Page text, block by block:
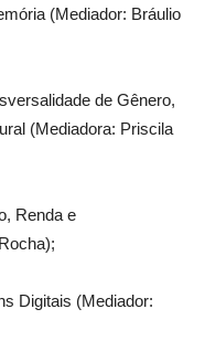
(Mediador: Bráulio
de Gênero,
(Mediadora: Priscila
Renda e
Digitais (Mediador: